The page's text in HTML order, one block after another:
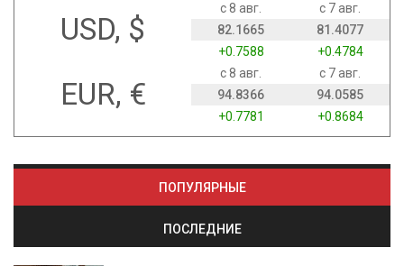
USD, $
с 8 авг.
с 7 авг.
82.1665
81.4077
+0.7588
+0.4784
EUR, €
с 8 авг.
с 7 авг.
94.8366
94.0585
+0.7781
+0.8684
ПОПУЛЯРНЫЕ
ПОСЛЕДНИЕ